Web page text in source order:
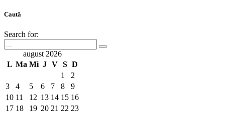
Caută
Search for:
august 2026
L Ma Mi J V S D
1
2
3
4 5 6 7 8
9
10 11 12 13 14 15 16
17 18 19 20 21 22 23